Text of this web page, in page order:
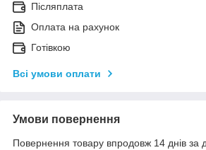
Післяплата
Оплата на рахунок
Готівкою
Всі умови оплати
Умови повернення
Повернення товару впродовж 14 днів за